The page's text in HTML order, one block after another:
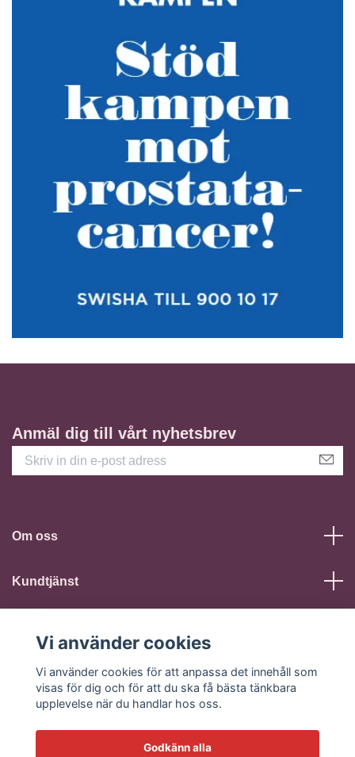
Anmäl dig till vårt nyhetsbrev
Om oss
Kundtjänst
Sociala medier
Vi använder cookies
Vi använder cookies för att anpassa det innehåll som
visas för dig och för att du ska få bästa tänkbara
upplevelse när du handlar hos oss.
Godkänn alla